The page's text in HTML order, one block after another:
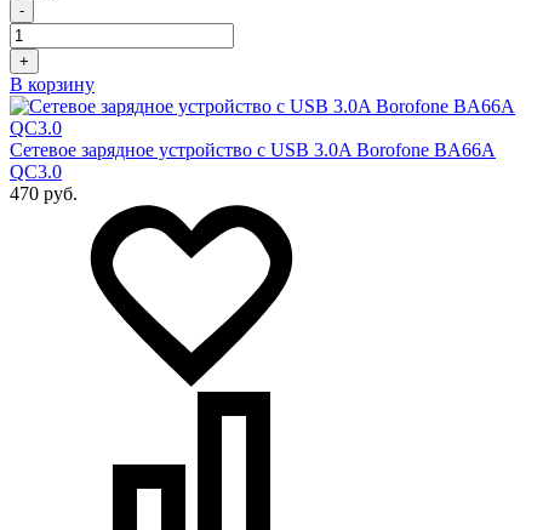
-
+
В корзину
Сетевое зарядное устройство с USB 3.0A Borofone BA66A
QC3.0
470 руб.